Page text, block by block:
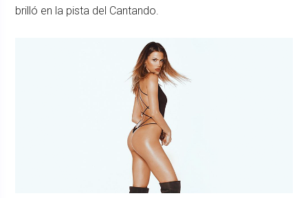
brilló en la pista del Cantando.